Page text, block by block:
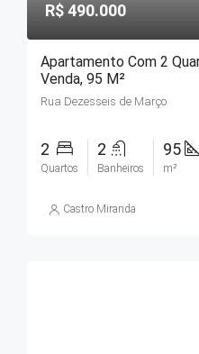
R$ 490.000
Apartamento Com 2
Venda, 95 M²
Rua Dezesseis de Março
2
Quartos
2
Banheiros
95
m²
Castro Miranda